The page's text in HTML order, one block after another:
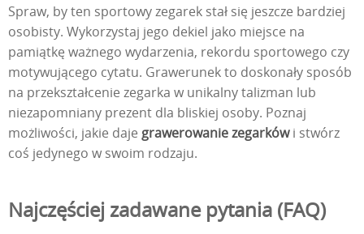
Spraw, by ten sportowy zegarek stał się jeszcze bardziej
osobisty. Wykorzystaj jego dekiel jako miejsce na
pamiątkę ważnego wydarzenia, rekordu sportowego czy
motywującego cytatu. Grawerunek to doskonały sposób
na przekształcenie zegarka w unikalny talizman lub
niezapomniany prezent dla bliskiej osoby. Poznaj
możliwości, jakie daje grawerowanie zegarkówi stwórz
coś jedynego w swoim rodzaju.
Najczęściej zadawane pytania (FAQ)